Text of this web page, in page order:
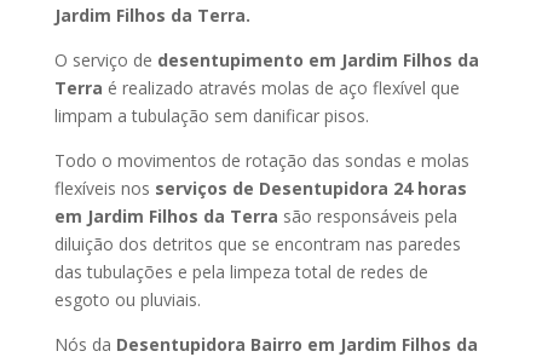
Jardim Filhos da Terra.
O serviço de desentupimento em Jardim Filhos da
Terra é realizado através molas de aço flexível que
limpam a tubulação sem danificar pisos.
Todo o movimentos de rotação das sondas e molas
flexíveis nos serviços de Desentupidora 24 horas
em Jardim Filhos da Terra são responsáveis pela
diluição dos detritos que se encontram nas paredes
das tubulações e pela limpeza total de redes de
esgoto ou pluviais.
Nós da Desentupidora Bairro em Jardim Filhos da